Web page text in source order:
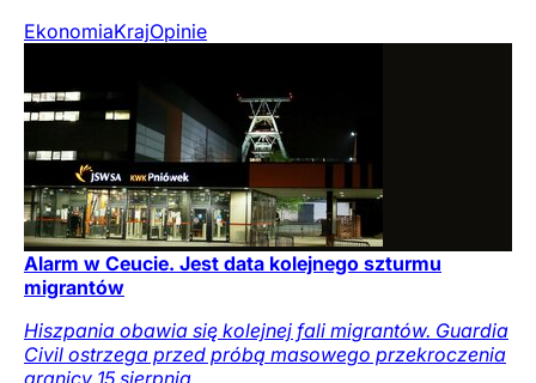
EkonomiaKrajOpinie
Alarm w Ceucie. Jest data kolejnego szturmu
migrantów
Hiszpania obawia się kolejnej fali migrantów. Guardia
Civil ostrzega przed próbą masowego przekroczenia